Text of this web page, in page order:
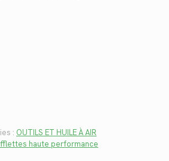
: OUTILS ET HUILE À AIR
haute performance